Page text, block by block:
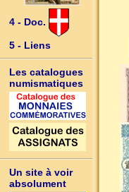
4 - Doc.
5 - Liens
Les catalogues
numismatiques
Un site à voir
absolument